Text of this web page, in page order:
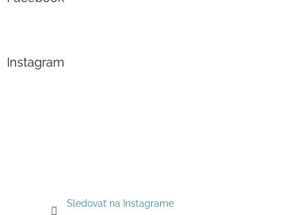
Instagram
Sledovať na Instagrame